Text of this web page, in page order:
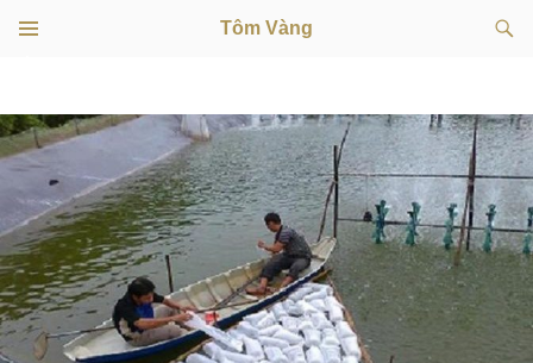
Tôm Vàng
kiếm
NỘI
DUNG